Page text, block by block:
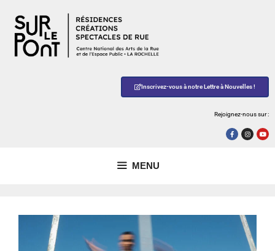
Inscrivez-vous à notre Lettre à Nouvelles !
Rejoignez-nous sur :
MENU